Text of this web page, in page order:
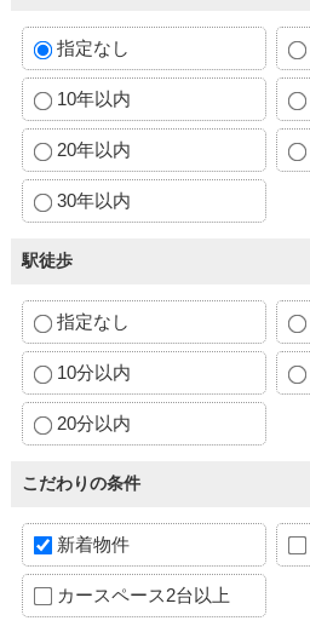
指定なし
10年以内
20年以内
30年以内
駅徒歩
指定なし
10分以内
20分以内
こだわりの条件
新着物件
カースペース2台以上